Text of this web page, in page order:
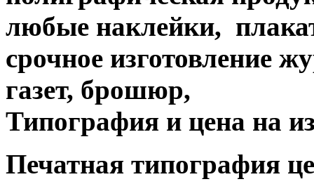
любые наклейки,
срочное изготовление
газет, брошюр,
Типография и цена на
Печатная типография